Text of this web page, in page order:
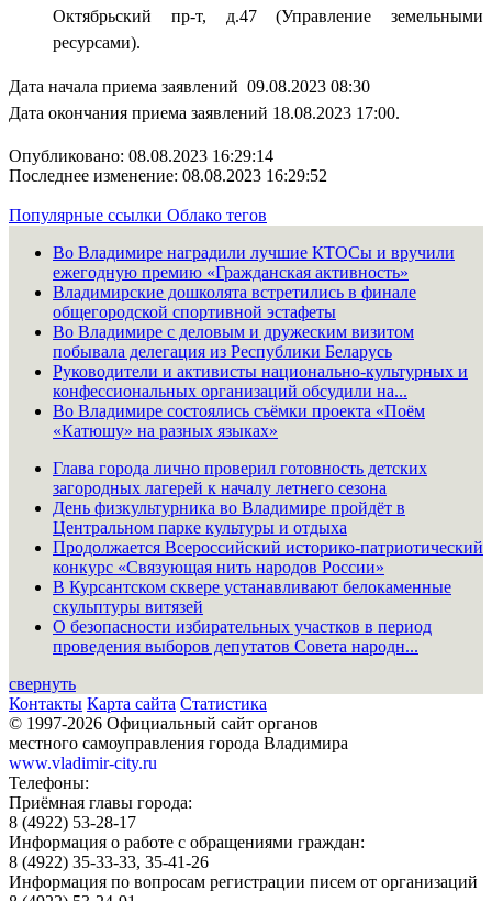
Октябрьский пр-т, д.47 (Управление земельными
ресурсами).
Дата начала приема заявлений 09.08.2023 08:30
Дата окончания приема заявлений 18.08.2023 17:00.
Опубликовано: 08.08.2023 16:29:14
Последнее изменение: 08.08.2023 16:29:52
Популярные ссылки Облако тегов
Во Владимире наградили лучшие КТОСы и вручили
ежегодную премию «Гражданская активность»
Владимирские дошколята встретились в финале
общегородской спортивной эстафеты
Во Владимире с деловым и дружеским визитом
побывала делегация из Республики Беларусь
Руководители и активисты национально-культурных и
конфессиональных организаций обсудили на...
Во Владимире состоялись съёмки проекта «Поём
«Катюшу» на разных языках»
Глава города лично проверил готовность детских
загородных лагерей к началу летнего сезона
День физкультурника во Владимире пройдёт в
Центральном парке культуры и отдыха
Продолжается Всероссийский историко-патриотический
конкурс «Связующая нить народов России»
В Курсантском сквере устанавливают белокаменные
скульптуры витязей
О безопасности избирательных участков в период
проведения выборов депутатов Совета народн...
свернуть
Контакты Карта сайта Статистика
© 1997-2026 Официальный сайт органов
местного самоуправления города Владимира
www.vladimir-city.ru
Телефоны:
Приёмная главы города:
8 (4922) 53-28-17
Информация о работе с обращениями граждан:
8 (4922) 35-33-33, 35-41-26
Информация по вопросам регистрации писем от организаций